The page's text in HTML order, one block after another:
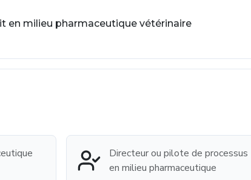
en milieu pharmaceutique vétérinaire
Directeur ou pilote de processus
en milieu pharmaceutique